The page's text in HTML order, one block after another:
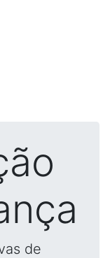
de